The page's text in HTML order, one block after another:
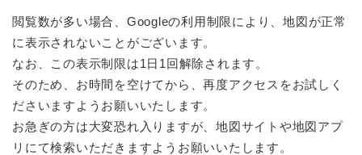
閲覧数が多い場合、Googleの利用制限により、地図が正常
に表示されないことがございます。
なお、この表示制限は1日1回解除されます。
そのため、お時間を空けてから、再度アクセスをお試しく
ださいますようお願いいたします。
お急ぎの方は大変恐れ入りますが、地図サイトや地図アプ
リにて検索いただきますようお願いいたします。